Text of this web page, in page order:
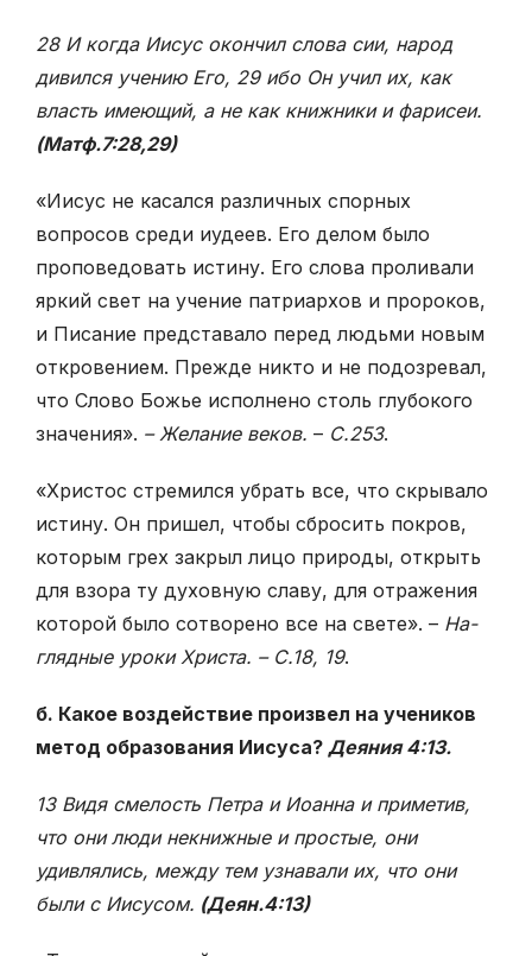
28 И когда Иисус окончил слова сии, народ
дивился учению Его, 29 ибо Он учил их, как
власть имеющий, а не как книжники и фарисеи.
(Матф.7:28,29)
«Иисус не касался различных спорных
вопросов среди иудеев. Его делом было
проповедовать истину. Его слова проливали
яркий свет на учение патри­архов и пророков,
и Писание представало перед людьми новым
откровением. Прежде никто и не подозревал,
что Слово Божье исполнено столь глубокого
значения». – Желание веков. – С.253.
«Христос стремился убрать все, что скрывало
истину. Он пришел, чтобы сбросить покров,
которым грех закрыл лицо природы, открыть
для взора ту духовную славу, для отражения
которой было сотворено все на свете». – На­
глядные уроки Христа. – С.18, 19.
б. Какое воздействие произвел на учеников
метод образования Иисуса? Деяния 4:13.
13 Видя смелость Петра и Иоанна и приметив,
что они люди некнижные и простые, они
удивлялись, между тем узнавали их, что они
были с Иисусом. (Деян.4:13)